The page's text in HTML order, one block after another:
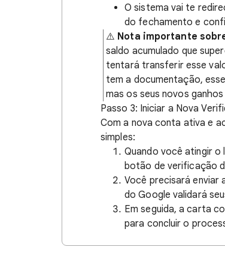
O sistema vai te
do fechamento e
⚠️ Nota importante
saldo acumulado que
tentará transferir esse
tem a documentação,
mas os seus novos
Passo 3: Iniciar a Nova
Com a nova conta ativa e
simples:
Quando você atingir o
botão de verificação
Você precisará enviar
do Google validará
Em seguida, a carta
para concluir o